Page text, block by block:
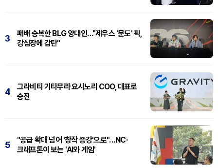
3
패배 승복한 BLG 양대인…"제우스 '문도' 픽,
강심장에 감탄"
4
그라비티 기타무라 요시노리 COO, 대표로
승진
5
"공급 확대 넘어 '창작 증강'으로"…NC·
크래프톤이 보는 'AI와 게임'